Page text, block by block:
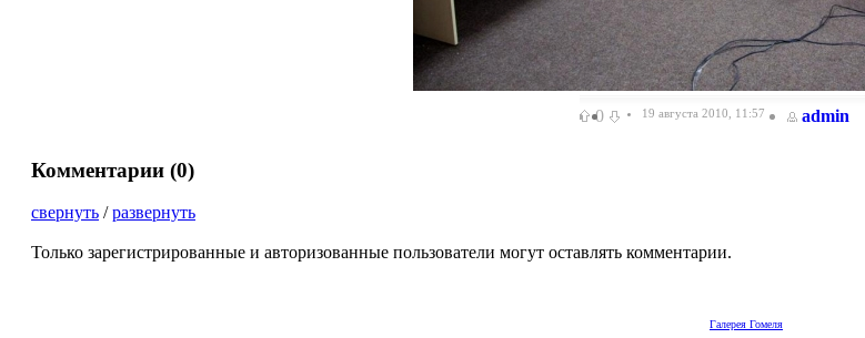
0 19 августа 2010, 11:57 admin
Комментарии (0)
свернуть /развернуть
Только зарегистрированные и авторизованные пользователи могут оставлять комментарии.
Галерея Гомеля